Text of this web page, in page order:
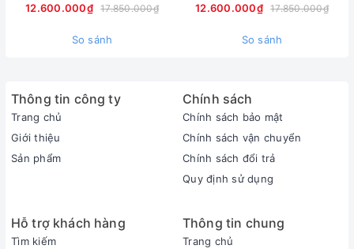
12.600.000₫
17.850.000₫
So sánh
12.600.000₫
17.850.000₫
So sánh
Thông tin công ty
Trang chủ
Giới thiệu
Sản phẩm
Chính sách
Chính sách bảo mật
Chính sách vận chuyển
Chính sách đổi trả
Quy định sử dụng
Hỗ trợ khách hàng
Tìm kiếm
Thông tin chung
Trang chủ